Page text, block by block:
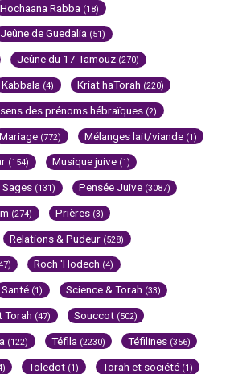
Hochaana Rabba (18)
Jeûne de Guedalia (51)
Jeûne du 17 Tamouz (270)
Kabbala (4) Kriat haTorah (220)
des prénoms hébraïques (2)
Mariage (772) Mélanges lait/viande (1)
(154) Musique juive (1)
Sages (131) Pensée Juive (3087)
(274) Prières (3)
Relations & Pudeur (528)
Roch 'Hodech (4)
Santé (1) Science & Torah (33)
Torah (47) Souccot (502)
(122) Téfila (2230) Téfilines (356)
Toledot (1) Torah et société (1)